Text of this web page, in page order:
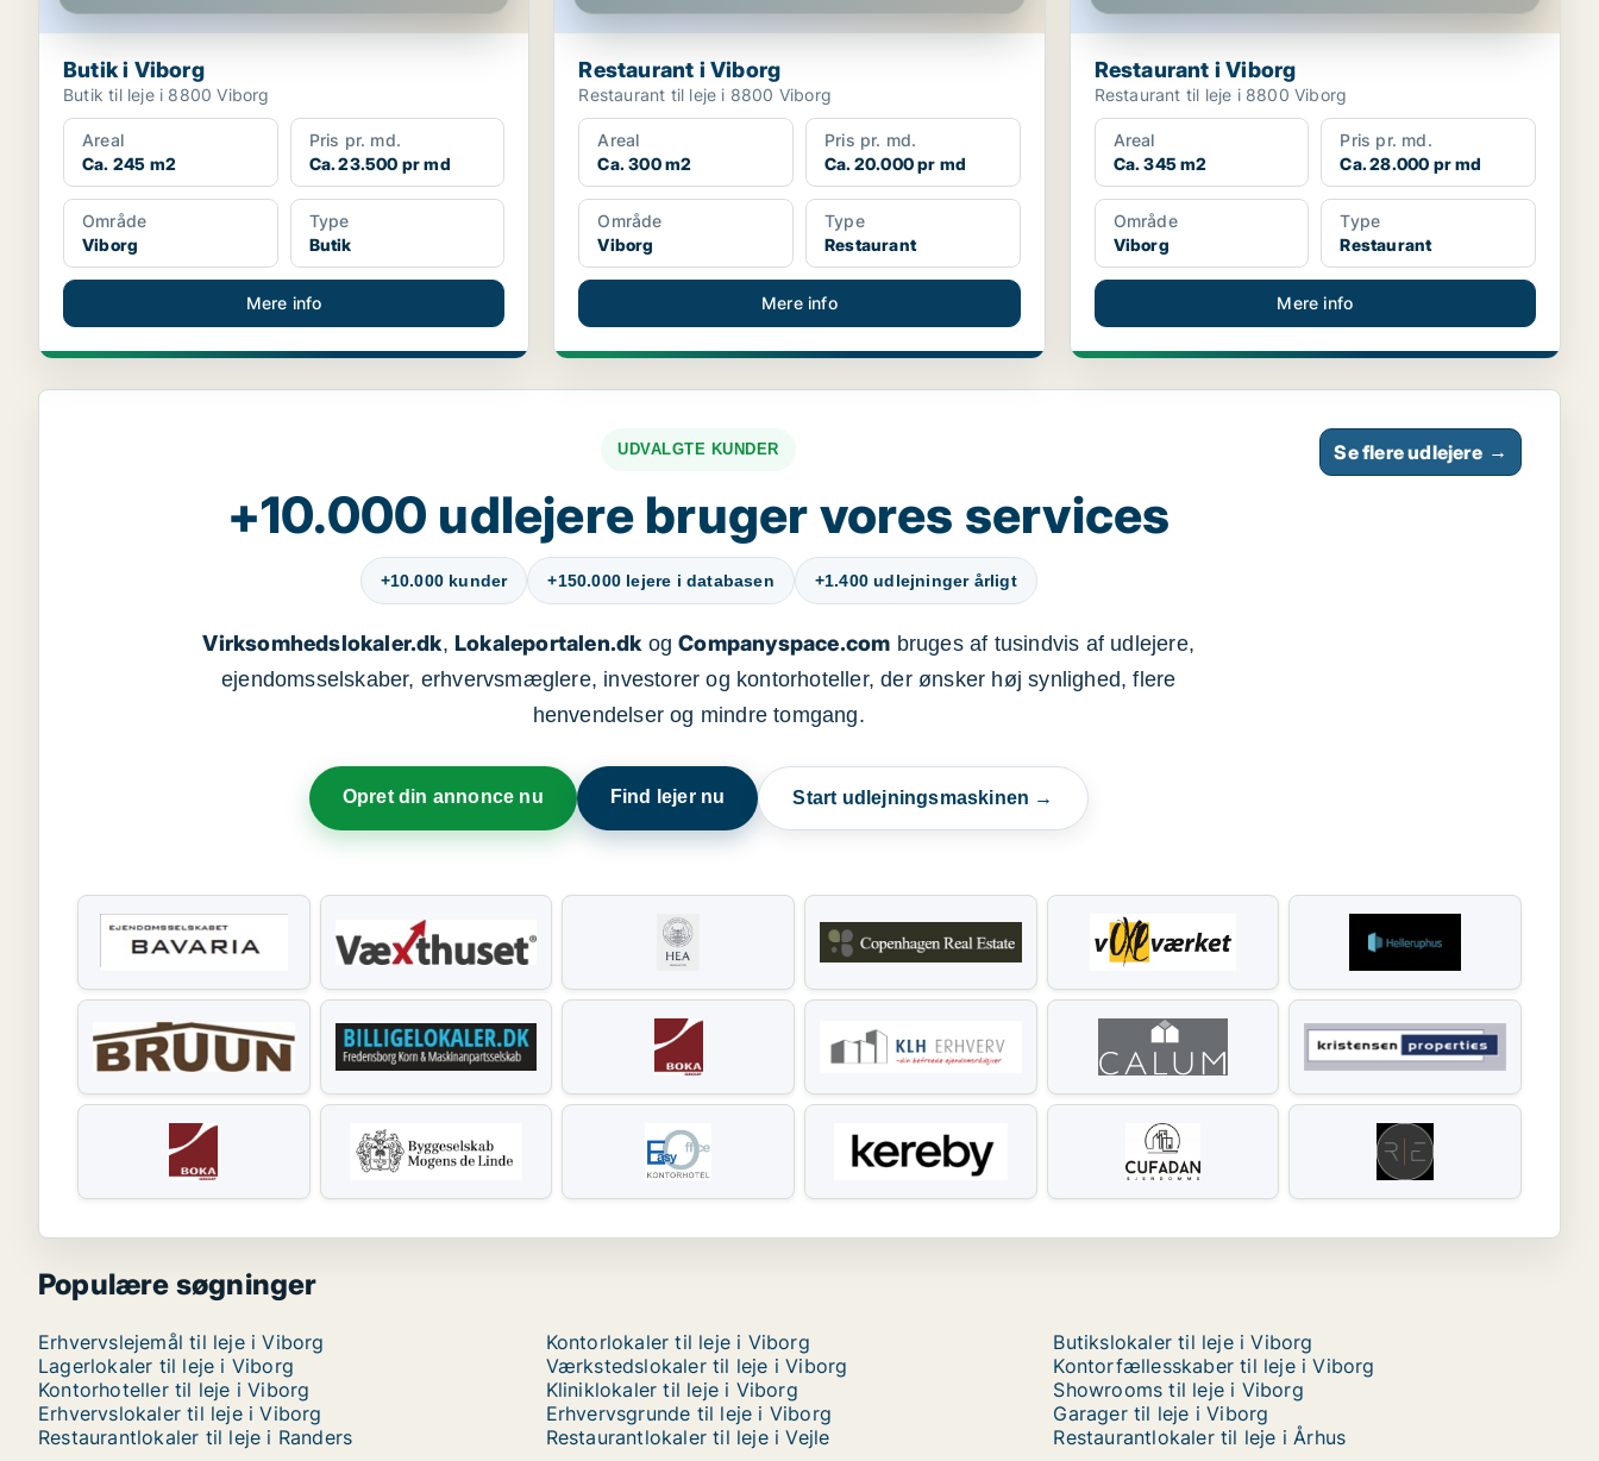
Butik i Viborg
Butik til leje i 8800 Viborg
Areal
Ca. 245 m2
Pris pr. md.
Ca. 23.500 pr md
Område
Viborg
Type
Butik
Mere info
Restaurant i Viborg
Restaurant til leje i 8800 Viborg
Areal
Ca. 300 m2
Pris pr. md.
Ca. 20.000 pr md
Område
Viborg
Type
Restaurant
Mere info
Restaurant i Viborg
Restaurant til leje i 8800 Viborg
Areal
Ca. 345 m2
Pris pr. md.
Ca. 28.000 pr md
Område
Viborg
Type
Restaurant
Mere info
UDVALGTE KUNDER
+10.000 udlejere bruger vores services
+10.000 kunder +150.000 lejere i databasen +1.400 udlejninger årligt
Virksomhedslokaler.dk, Lokaleportalen.dkogCompanyspace.com bruges af tusindvis af udlejere,
ejendomsselskaber, erhvervsmæglere, investorer og kontorhoteller, der ønsker høj synlighed, flere
henvendelser og mindre tomgang.
Opret din annonce nu Find lejer nu Start udlejningsmaskinen →
Se flere udlejere →
Populære søgninger
Erhvervslejemål til leje i Viborg Kontorlokaler til leje i Viborg
Butikslokaler til leje i Viborg
Lagerlokaler til leje i Viborg
Værkstedslokaler til leje i Viborg
Kontorfællesskaber til leje i Viborg
Kontorhoteller til leje i Viborg
Kliniklokaler til leje i Viborg
Showrooms til leje i Viborg
Erhvervslokaler til leje i Viborg
Erhvervsgrunde til leje i Viborg
Garager til leje i Viborg
Restaurantlokaler til leje i Randers
Restaurantlokaler til leje i Vejle Restaurantlokaler til leje i Århus